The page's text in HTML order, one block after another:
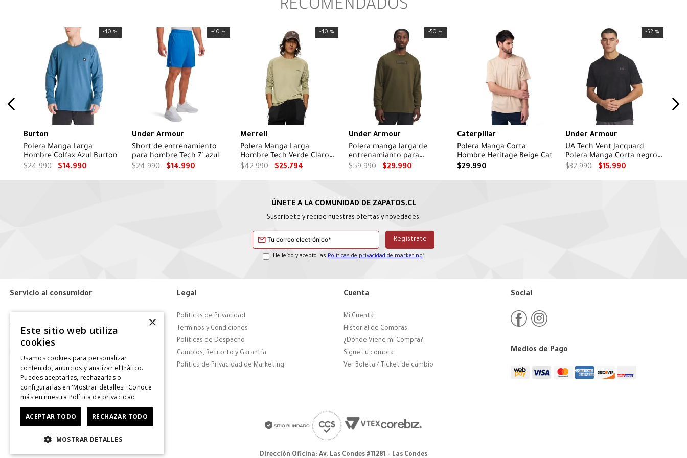
RECOMENDADOS
-40 %
Burton
Polera Manga Larga
Hombre Colfax Azul Burton
$24.990 $14.990
-40 %
Under Armour
Short de entrenamiento
para hombre Tech 7" azul
$24.990 $14.990
-40 %
Merrell
Polera Manga Larga
Hombre Tech Verde Claro
Merrell
$42.990 $25.794
-50 %
Under Armour
Polera manga larga de
entrenamianto para
hombre Project Rock verde
$59.990 $29.990
Caterpillar
Polera Manga Corta
Hombre Heritage Beige Cat
$29.990
-52 %
Under Armour
UA Tech Vent Jacquard
Polera Manga Corta negro
para hombre
$32.990 $15.990
Suscríbete y recibe nuestras ofertas y novedades.
He leído y acepto las Políticas de privacidad de marketing*
Servicio al consumidor
Tiendas
Contáctanos
Giftcard
Solicitar Factura
CyberDay
Legal
Políticas de Privacidad
Términos y Condiciones
Políticas de Despacho
Cambios, Retracto y Garantía
Política de Privacidad de Marketing
Cuenta
Mi Cuenta
Historial de Compras
¿Dónde Viene mi Compra?
Sigue tu compra
Ver Boleta / Ticket de cambio
Social
Medios de Pago
Dirección Oficina: Av. Las Condes #11281 - Las Condes
×
Este sitio web utiliza
cookies
Usamos cookies para personalizar
contenido, anuncios y analizar el tráfico.
Puedes aceptarlas, rechazarlas o
configurarlas en 'Mostrar detalles'. Conoce
más en nuestra Política de privacidad
ACEPTAR TODO RECHAZAR TODO
MOSTRAR DETALLES